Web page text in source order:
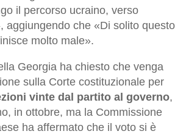
il percorso ucraino, verso
aggiungendo che «Di solito questo
molto male».
Georgia ha chiesto che venga
sulla Corte costituzionale per
vinte dal partito al governo,
in ottobre, ma la Commissione
ha affermato che il voto si è